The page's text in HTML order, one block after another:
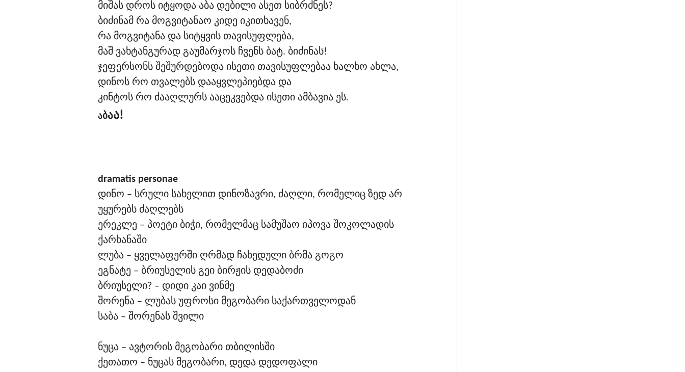
მიშას დროს იტყოდა აბა დებილი ასეთ სიბრძნეს?
ბიძინამ რა მოგვიტანაო კიდე იკითხავენ,
რა მოგვიტანა და სიტყვის თავისუფლება,
მაშ ვახტანგურად გაუმარჯოს ჩვენს ბატ. ბიძინას!
ჯეფერსონს შეშურდებოდა ისეთი თავისუფლებაა ხალხო ახლა,
დინოს რო თვალებს დააყვლეპიებდა და
კინტოს რო ძააღლურს ააცეკვებდა ისეთი ამბავია ეს.
აბაა!
dramatis personae
დინო – სრული სახელით დინოზავრი, ძაღლი, რომელიც ზედ არ
უყურებს ძაღლებს
ერეკლე – პოეტი ბიჭი, რომელმაც სამუშაო იპოვა შოკოლადის
ქარხანაში
ლუბა – ყველაფერში ღრმად ჩახედული ბრმა გოგო
ეგნატე – ბრიუსელის გეი ბირჟის დედაბოძი
ბრიუსელი? – დიდი კაი ვინმე
შორენა – ლუბას უფროსი მეგობარი საქართველოდან
საბა – შორენას შვილი
ნუცა – ავტორის მეგობარი თბილისში
ქეთათო – ნუცას მეგობარი, დედა დედოფალი